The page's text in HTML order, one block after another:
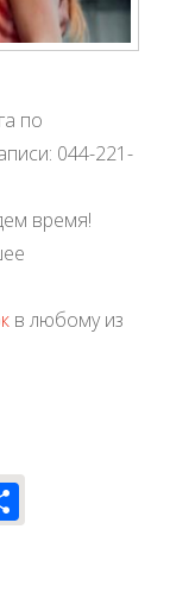
по
044-221-
время!
в любому из